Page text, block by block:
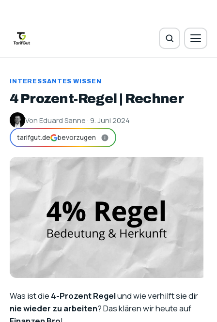
INTERESSANTES WISSEN
4 Prozent-Regel | Rechner
Von Eduard Sanne · 9. Juni 2024
tarifgut.de bevorzugen
Was ist die 4-Prozent Regelund wie verhilft sie dir
nie wieder zu arbeiten? Das klären wir heute auf